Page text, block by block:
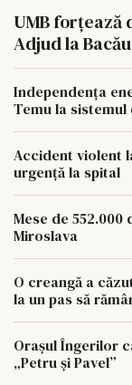
UMB forțează
Adjud la Bacău
Independența
Temu la sistemul
Accident violent
urgență la spital
Mese de
Miroslava
O creangă a
la un pas să
aiurea
Orașul Îngerilor
„Petru și Pavel”